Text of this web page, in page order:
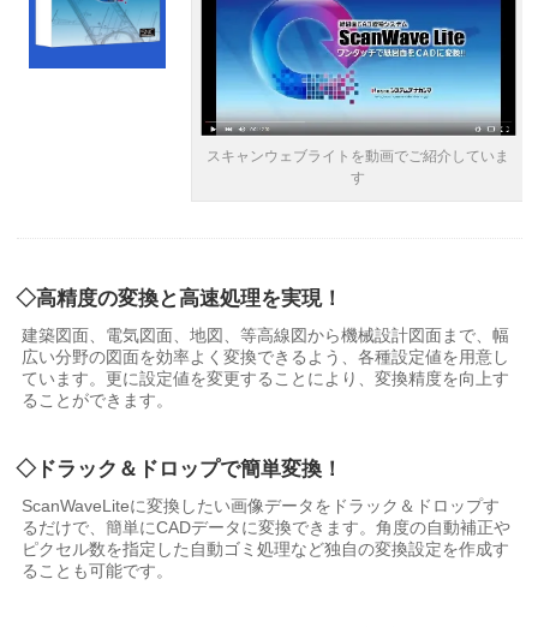
スキャンウェブライトを動画でご紹介していま
す
◇高精度の変換と高速処理を実現！
建築図面、電気図面、地図、等高線図から機械設計図面まで、幅
広い分野の図面を効率よく変換できるよう、各種設定値を用意し
ています。更に設定値を変更することにより、変換精度を向上す
ることができます。
◇ドラック＆ドロップで簡単変換！
ScanWaveLiteに変換したい画像データをドラック＆ドロップす
るだけで、簡単にCADデータに変換できます。角度の自動補正や
ピクセル数を指定した自動ゴミ処理など独自の変換設定を作成す
ることも可能です。